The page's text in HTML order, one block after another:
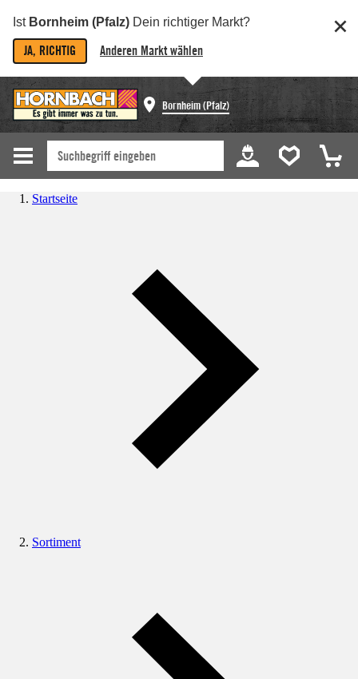
Ist Bornheim (Pfalz) Dein richtiger Markt?
JA, RICHTIG Anderen Markt wählen
Bornheim (Pfalz)
Startseite
Sortiment